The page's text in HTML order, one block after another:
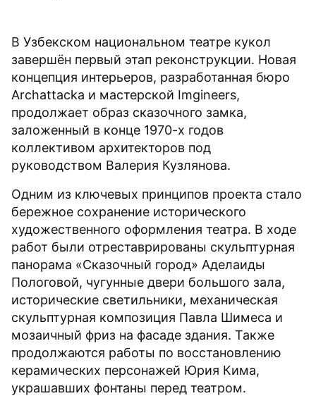
В Узбекском национальном театре кукол
завершён первый этап реконструкции. Новая
концепция интерьеров, разработанная бюро
Archattacka и мастерской Imgineers,
продолжает образ сказочного замка,
заложенный в конце 1970-х годов
коллективом архитекторов под
руководством Валерия Кузлянова.
Одним из ключевых принципов проекта стало
бережное сохранение исторического
художественного оформления театра. В ходе
работ были отреставрированы скульптурная
панорама «Сказочный город» Аделаиды
Пологовой, чугунные двери большого зала,
исторические светильники, механическая
скульптурная композиция Павла Шимеса и
мозаичный фриз на фасаде здания. Также
продолжаются работы по восстановлению
керамических персонажей Юрия Кима,
украшавших фонтаны перед театром.